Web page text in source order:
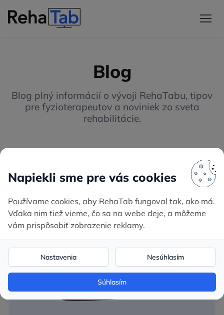
Blog
Blog plný informácií o vývoji RehaTabu, tipov
pre fyzioterapeutov a noviniek zo sveta
rehabilitácie.
2026